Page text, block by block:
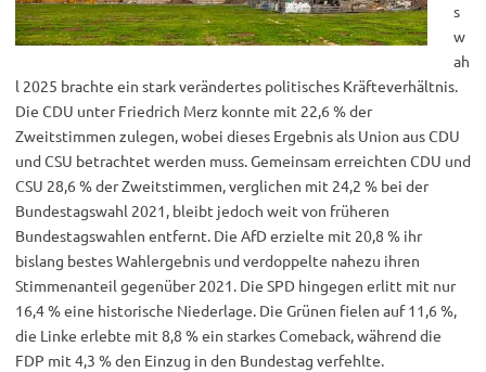
s
w
ah
l 2025 brachte ein stark verändertes politisches Kräfteverhältnis.
Die CDU unter Friedrich Merz konnte mit 22,6 % der
Zweitstimmen zulegen, wobei dieses Ergebnis als Union aus CDU
und CSU betrachtet werden muss. Gemeinsam erreichten CDU und
CSU 28,6 % der Zweitstimmen, verglichen mit 24,2 % bei der
Bundestagswahl 2021, bleibt jedoch weit von früheren
Bundestagswahlen entfernt. Die AfD erzielte mit 20,8 % ihr
bislang bestes Wahlergebnis und verdoppelte nahezu ihren
Stimmenanteil gegenüber 2021. Die SPD hingegen erlitt mit nur
16,4 % eine historische Niederlage. Die Grünen fielen auf 11,6 %,
die Linke erlebte mit 8,8 % ein starkes Comeback, während die
FDP mit 4,3 % den Einzug in den Bundestag verfehlte.